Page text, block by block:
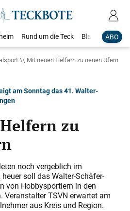
ABO
Rund um die Teck Blaulicht
Mit neuen Helfern zu neuen Ufern
am Sonntag das 41. Walter-
zu
noch vergeblich im
soll das Walter-Schäfer-
von Hobbysportlern in den
Veranstalter TSVN erwartet am
aus Kreis und Region.